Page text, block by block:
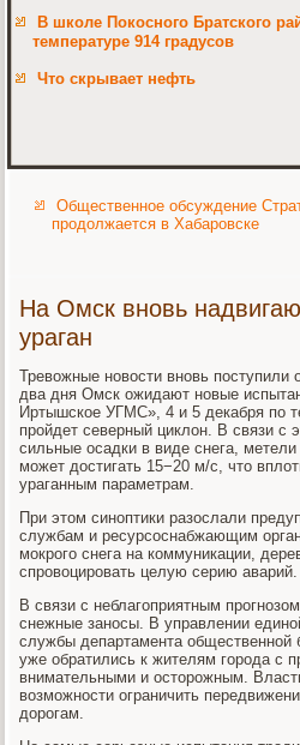
В школе Покосного Братского
температуре 914 градусов
Что скрывает нефть
Общественное обсуждение
продолжается в Хабаровске
На Омск вновь
ураган
Тревожные новости вновь поступили
два дня Омск ожидают новые
Иртышское УГМС», 4 и 5 декабря по
пройдет северный циклон. В связи с
сильные осадки в виде снега,
может достигать 15−20 м/с, что
ураганным параметрам.
При этом синоптики разослали
службам и ресурсоснабжающим
мокрого снега на коммуникации,
спровоцировать целую серию аварий.
В связи с неблагоприятным
снежные заносы. В управлении
службы департамента общественной
уже обратились к жителям города с
внимательными и осторожным.
возможности ограничить
дорогам.